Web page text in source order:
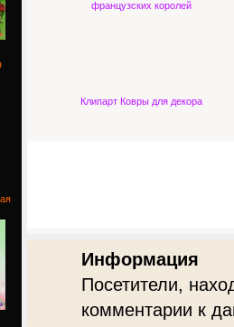
французских королей
Клипарт Ковры для декора
Информация
Посетители,
комментарии к